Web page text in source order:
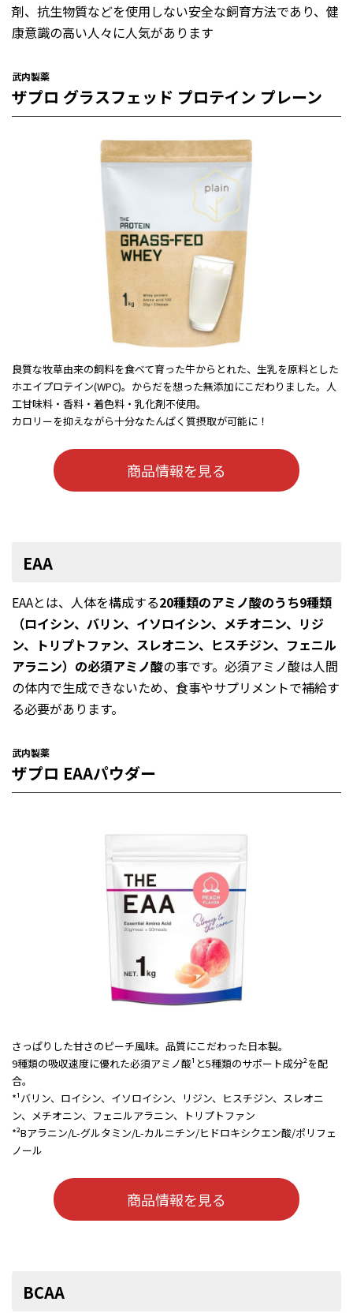
剤、抗生物質などを使用しない安全な飼育方法であり、健
康意識の高い人々に人気があります
武内製薬
ザプロ グラスフェッド プロテイン プレーン
良質な牧草由来の飼料を食べて育った牛からとれた、生乳を原料とした
ホエイプロテイン(WPC)。からだを想った無添加にこだわりました。 人
工甘味料・香料・着色料・乳化剤不使用。
カロリーを抑えながら十分なたんぱく質摂取が可能に！
商品情報を見る
EAA
EAAとは、人体を構成する20種類のアミノ酸のうち9種類
（ロイシン、バリン、イソロイシン、メチオニン、リジ
ン、トリプトファン、スレオニン、ヒスチジン、フェニル
アラニン）の必須アミノ酸の事です。必須アミノ酸は人間
の体内で生成できないため、食事やサプリメントで補給す
る必要があります。
武内製薬
ザプロ EAAパウダー
さっぱりした甘さのピーチ風味。品質にこだわった日本製。
9種類の吸収速度に優れた必須アミノ酸¹と5種類のサポート成分²を配
合。
*¹バリン、ロイシン、イソロイシン、リジン、ヒスチジン、スレオニ
ン、メチオニン、フェニルアラニン、トリプトファン
*²Bアラニン/L-グルタミン/L-カルニチン/ヒドロキシクエン酸/ポリフェ
ノール
商品情報を見る
BCAA